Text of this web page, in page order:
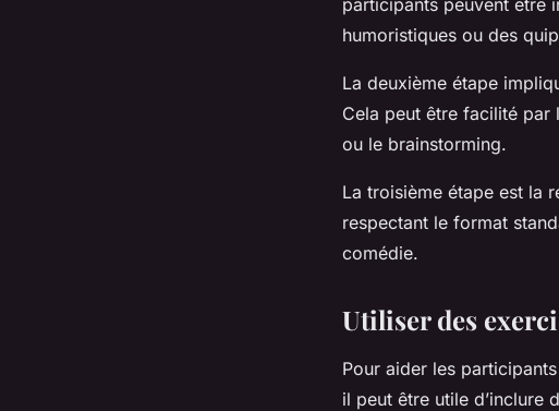
humoristiques ou des
La deuxième étape
Cela peut être facilité par
ou le brainstorming.
La troisième étape est la
respectant le format
comédie.
Utiliser des
Pour aider les
il peut être utile d’inclure